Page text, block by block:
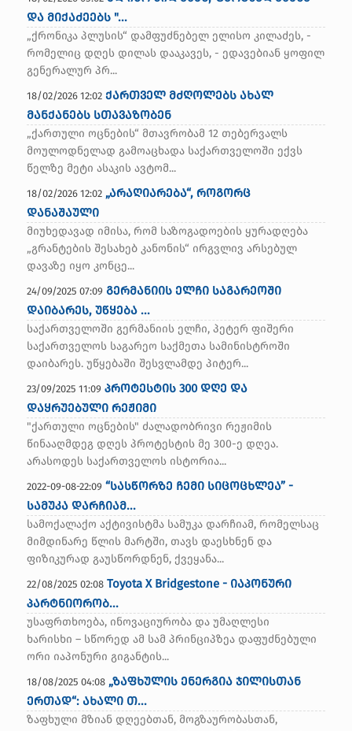
„ქართული ოცნების“ მთავრობამ 12 თებერვალს
მოულოდნელად გამოაცხადა ს...
„ᲐᲠᲐᲦᲘᲐᲠᲔᲑᲐ“, ᲠᲝᲒᲝᲠᲪ
ᲓᲐᲜᲐᲨᲐᲣᲚᲘ
მიუხედავად იმისა, რომ საზოგადოების ყურადღება
„გრანტების შესახებ კანონის...
და მიქაძეებს "...
„ქრონიკა პლუსის“ დამფუძნებელ ელისო კილაძეს, -
რომელიც დღეს დილას დააკავეს, - ედავებიან ყოფილ
გენერალურ პრ...
18/02/2026 12:02 ქართველ მძღოლებს ახალ
მანქანებს სთავაზობენ
„ქართული ოცნების“ მთავრობამ 12 თებერვალს
მოულოდნელად გამოაცხადა საქართველოში ექვს
წელზე მეტი ასაკის ავტომ...
18/02/2026 12:02 „არაღიარება“, როგორც
დანაშაული
მიუხედავად იმისა, რომ საზოგადოების ყურადღება
„გრანტების შესახებ კანონის“ ირგვლივ არსებულ
დავაზე იყო კონცე...
24/09/2025 07:09 გერმანიის ელჩი საგარეოში
დაიბარეს, უწყება ...
საქართველოში გერმანიის ელჩი, პეტერ ფიშერი
საქართველოს საგარეო საქმეთა სამინისტროში
დაიბარეს. უწყებაში შესვლამდე პიტერ...
23/09/2025 11:09 პროტესტის 300 დღე და
დაყრუებული რეჟიმი
"ქართული ოცნების" ძალადობრივი რეჟიმის
წინააღმდეგ დღეს პროტესტის მე 300-ე დღეა.
არასოდეს საქართველოს ისტორია...
2022-09-08-22:09 “სასწორზე ჩემი სიცოცხლეა” -
სამუკა დარჩიამ...
სამოქალაქო აქტივისტმა სამუკა დარჩიამ, რომელსაც
მიმდინარე წლის მარტში, თავს დაესხნენ და
ფიზიკურად გაუსწორდნენ, ქვეყანა...
22/08/2025 02:08 Toyota X Bridgestone - იაპონური
პარტნიორობ...
უსაფრთხოება, ინოვაციურობა და უმაღლესი
ხარისხი – სწორედ ამ სამ პრინციპზეა დაფუძნებული
ორი იაპონური გიგანტის...
18/08/2025 04:08 „ზაფხულის ენერგია ჯილისთან
ერთად“: ახალი თ...
ზაფხული მზიან დღეებთან, მოგზაურობასთან,